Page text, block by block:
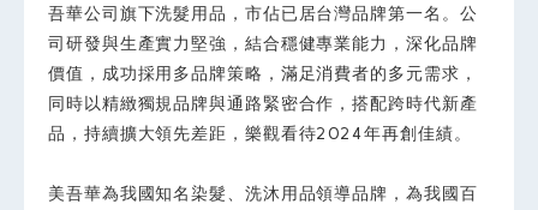
吾華公司旗下洗髮用品，市佔已居台灣品牌第一名。公
司研發與生產實力堅強，結合穩健專業能力，深化品牌
價值，成功採用多品牌策略，滿足消費者的多元需求，
同時以精緻獨規品牌與通路緊密合作，搭配跨時代新產
品，持續擴大領先差距，樂觀看待2024年再創佳績。
美吾華為我國知名染髮、洗沐用品領導品牌，為我國百